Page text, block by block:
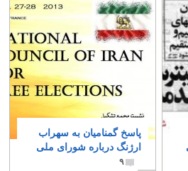
پاسخ گمنامیان به سهراب
ارژنگ درباره شورای ملی
۹